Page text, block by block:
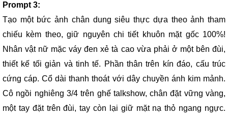
Prompt 3:
Tạo một bức ảnh chân dung siêu thực dựa theo ảnh tham
chiếu kèm theo, giữ nguyên chi tiết khuôn mặt gốc 100%!
Nhân vật nữ mặc váy đen xẻ tà cao vừa phải ở một bên đùi,
thiết kế tối giản và tinh tế. Phần thân trên kín đáo, cấu trúc
cứng cáp. Cổ dài thanh thoát với dây chuyền ánh kim mảnh.
Cô ngồi nghiêng 3/4 trên ghế talkshow, chân đặt vững vàng,
một tay đặt trên đùi, tay còn lại giữ mặt nạ thỏ ngang ngực.